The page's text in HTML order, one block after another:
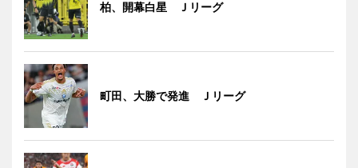
柏、開幕白星 Ｊリーグ
町田、大勝で発進 Ｊリーグ